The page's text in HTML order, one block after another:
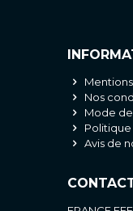
Nos
Mode
Avis de